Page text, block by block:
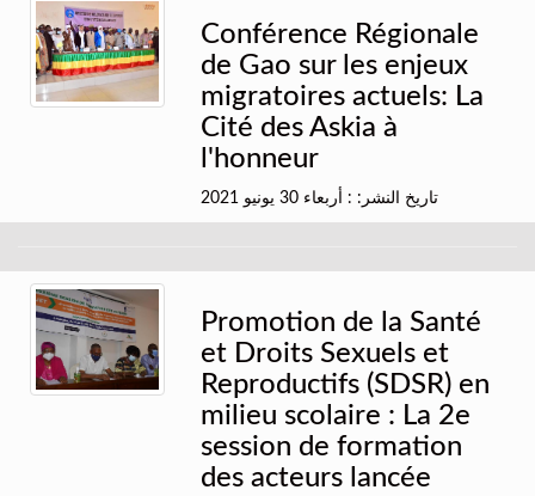
Conférence Régionale
de Gao sur les enjeux
migratoires actuels: La
Cité des Askia à
l'honneur
تاريخ النشر: : أربعاء 30 يونيو 2021
Promotion de la Santé
et Droits Sexuels et
Reproductifs (SDSR) en
milieu scolaire : La 2e
session de formation
des acteurs lancée